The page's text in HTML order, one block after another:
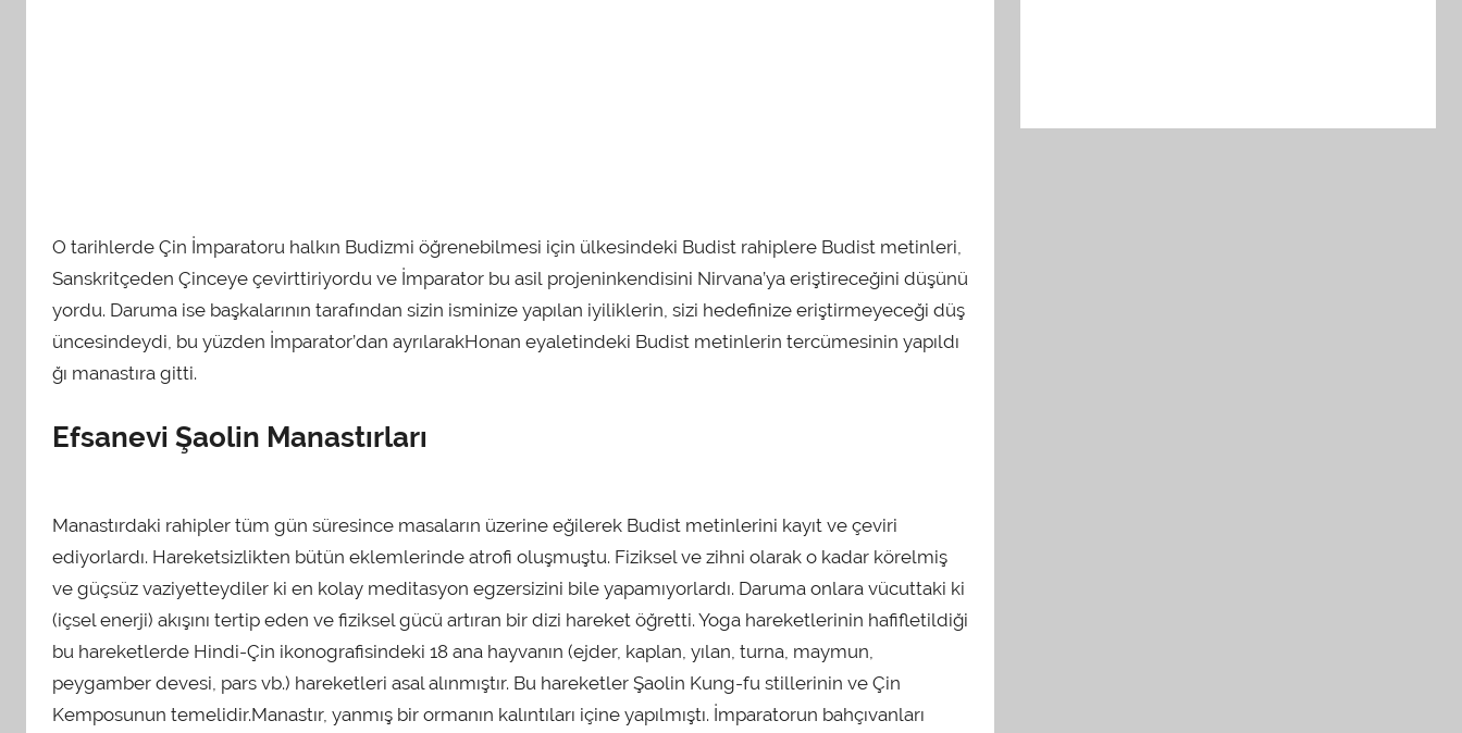
O tarihlerde Çin İmparatoru halkın Budizmi öğrenebilmesi için ülkesindeki Budist rahiplere Budist metinleri,
Sanskritçeden Çinceye çevirttiriyordu ve İmparator bu asil projeninkendisini Nirvana’ya eriştireceğini düşünü
yordu. Daruma ise başkalarının tarafından sizin isminize yapılan iyiliklerin, sizi hedefinize eriştirmeyeceği düş
üncesindeydi, bu yüzden İmparator’dan ayrılarakHonan eyaletindeki Budist metinlerin tercümesinin yapıldı
ğı manastıra gitti.
Efsanevi Şaolin Manastırları
Manastırdaki rahipler tüm gün süresince masaların üzerine eğilerek Budist metinlerini kayıt ve çeviri
ediyorlardı. Hareketsizlikten bütün eklemlerinde atrofi oluşmuştu. Fiziksel ve zihni olarak o kadar körelmiş
ve güçsüz vaziyetteydiler ki en kolay meditasyon egzersizini bile yapamıyorlardı. Daruma onlara vücuttaki ki
(içsel enerji) akışını tertip eden ve fiziksel gücü artıran bir dizi hareket öğretti. Yoga hareketlerinin hafifletildiği
bu hareketlerde Hindi-Çin ikonografisindeki 18 ana hayvanın (ejder, kaplan, yılan, turna, maymun,
peygamber devesi, pars vb.) hareketleri asal alınmıştır. Bu hareketler Şaolin Kung-fu stillerinin ve Çin
Kemposunun temelidir.Manastır, yanmış bir ormanın kalıntıları içine yapılmıştı. İmparatorun bahçıvanları